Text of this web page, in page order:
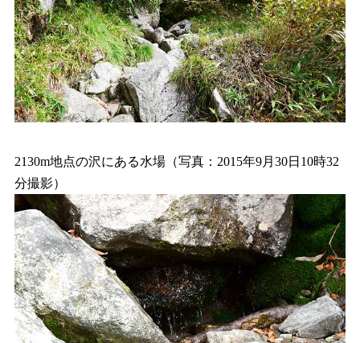
2130m地点の沢にある水場（写真：2015年9月30日10時32
分撮影）